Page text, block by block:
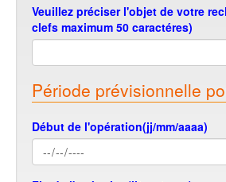
Veuillez préciser l'objet de votre
clefs maximum 50 caractéres)
Période prévisionnelle
Début de l'opération(jj/mm/aaaa)